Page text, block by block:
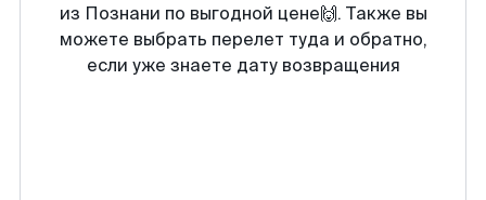
из Познани по выгодной цене🙌. Также вы
можете выбрать перелет туда и обратно,
если уже знаете дату возвращения